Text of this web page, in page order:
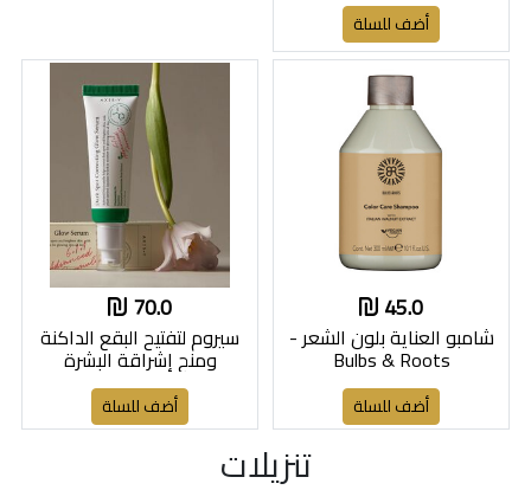
أضف للسلة
45.0
شامبو العناية بلون الشعر -
Bulbs & Roots
أضف للسلة
70.0
سيروم لتفتيح البقع الداكنة
ومنح إشراقة البشرة
أضف للسلة
تنزيلات